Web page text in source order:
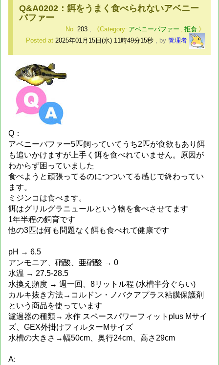
Q&A0202：餌をうまく食べられないアベニー
パファー
No. 203 アベニーパファー
拒食
Posted at 2025年01月15日(水) 11時49分15秒 , by 管理者
Q：
アベニーパファー5匹飼っていてうち2匹が食欲もあり餌
も追いかけますが上手く餌を食べれていません。原因が
わからず困っていました
食べようと頑張ってるのにつついてる感じで終わってい
ます。
ミジンコは食べます。
餌はグリルグラニュールという物を食べさせてます
1年半程の飼育です
他の3匹は何も問題なく餌も食べれて健康です
pH → 6.5
アンモニア、硝酸、亜硝酸 → 0
水温 → 27.5-28.5
水換え頻度 → 週一回、8リットル程 (水槽半分ぐらい)
カルキ抜き方法→コルドン・ノバクアプラス粘膜保護剤
という商品を使っています
濾過器の種類→ 水作 スペースパワーフィットplus Mサイ
ズ、GEX外掛けフィルターMサイズ
水槽の大きさ→幅50cm、奥行24cm、高さ29cm
A: